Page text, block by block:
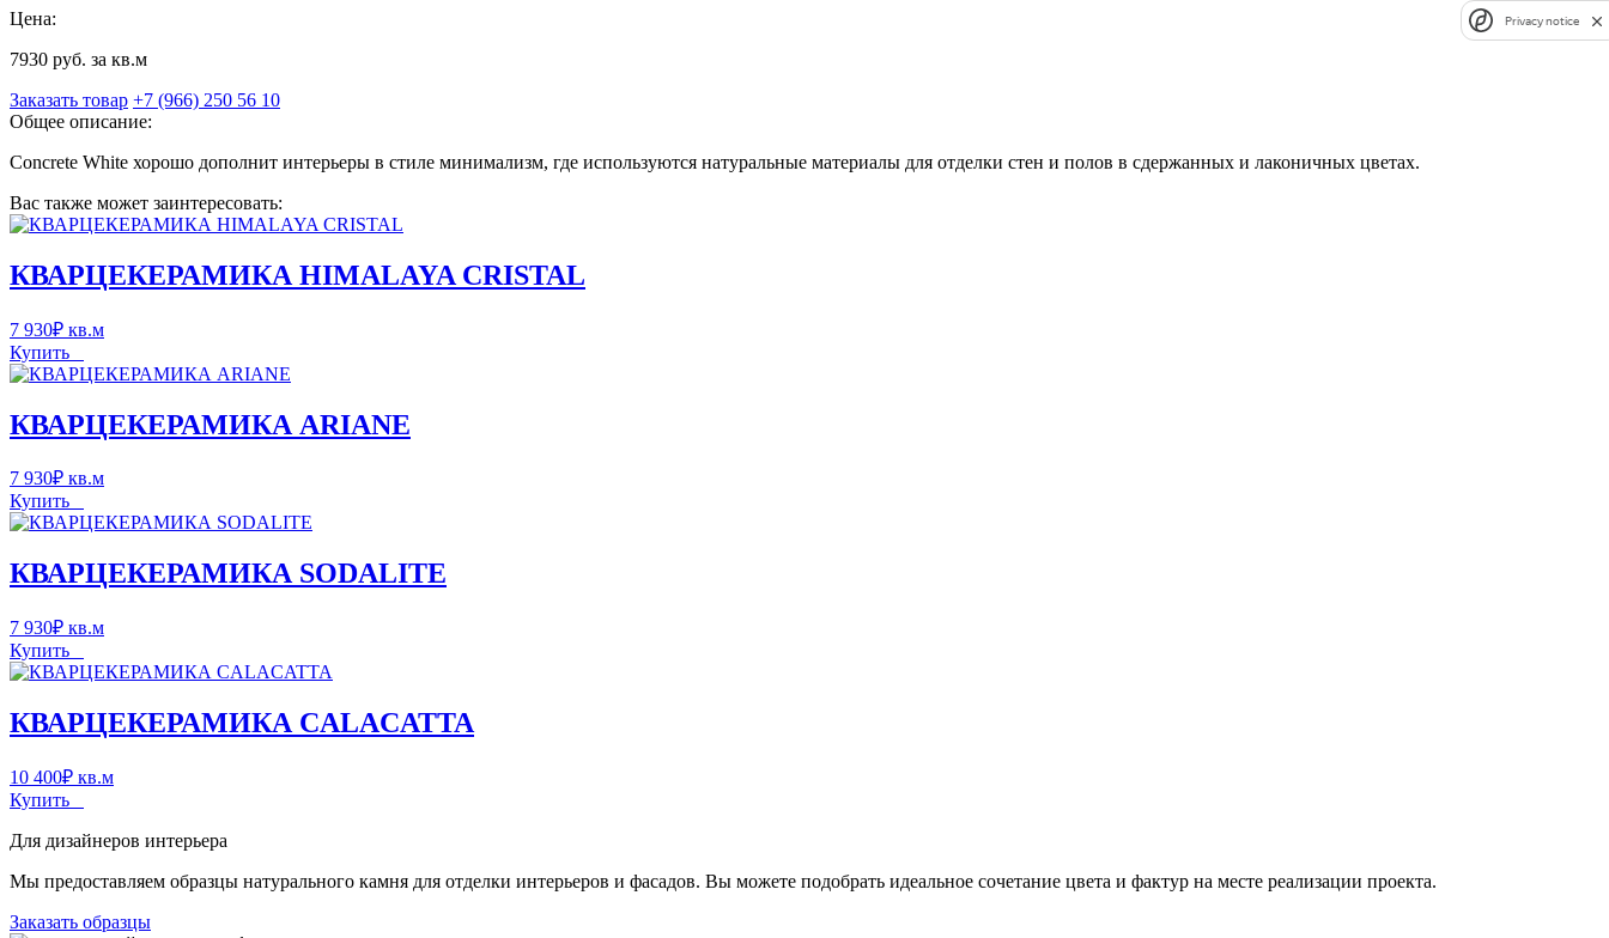
Цена:
7930 руб. за кв.м
Заказать товар +7 (966) 250 56 10
Общее описание:
Concrete White хорошо дополнит интерьеры в стиле минимализм, где используются натуральные материалы для отделки стен и полов в сдержанных и лаконичных цветах.
Вас также может заинтересовать:
КВАРЦЕКЕРАМИКА HIMALAYA CRISTAL
7 930₽ кв.м
Купить
КВАРЦЕКЕРАМИКА ARIANE
7 930₽ кв.м
Купить
КВАРЦЕКЕРАМИКА SODALITE
7 930₽ кв.м
Купить
КВАРЦЕКЕРАМИКА CALACATTA
10 400₽ кв.м
Купить
Для дизайнеров интерьера
Мы предоставляем образцы натурального камня для отделки интерьеров и фасадов. Вы можете подобрать идеальное сочетание цвета и фактур на месте реализации проекта.
Заказать образцы
Privacy notice